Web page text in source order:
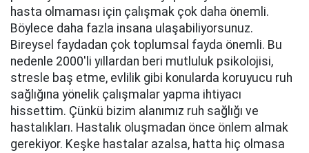
hasta olmaması için çalışmak çok daha önemli.
Böylece daha fazla insana ulaşabiliyorsunuz.
Bireysel faydadan çok toplumsal fayda önemli. Bu
nedenle 2000'li yıllardan beri mutluluk psikolojisi,
stresle baş etme, evlilik gibi konularda koruyucu ruh
sağlığına yönelik çalışmalar yapma ihtiyacı
hissettim. Çünkü bizim alanımız ruh sağlığı ve
hastalıkları. Hastalık oluşmadan önce önlem almak
gerekiyor. Keşke hastalar azalsa, hatta hiç olmasa